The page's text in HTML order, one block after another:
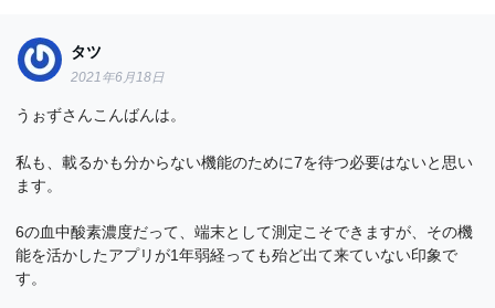
タツ
2021年6月18日
うぉずさんこんばんは。
私も、載るかも分からない機能のために7を待つ必要はないと思い
ます。
6の血中酸素濃度だって、端末として測定こそできますが、その機
能を活かしたアプリが1年弱経っても殆ど出て来ていない印象で
す。